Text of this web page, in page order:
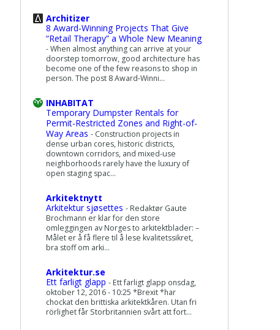
Architizer
8 Award-Winning Projects That Give
“Retail Therapy” a Whole New Meaning
-When almost anything can arrive at your
doorstep tomorrow, good architecture has
become one of the few reasons to shop in
person. The post 8 Award-Winni...
INHABITAT
Temporary Dumpster Rentals for
Permit-Restricted Zones and Right-of-
Way Areas - Construction projects in
dense urban cores, historic districts,
downtown corridors, and mixed-use
neighborhoods rarely have the luxury of
open staging spac...
Arkitektnytt
Arkitektur sjøsettes - Redaktør Gaute
Brochmann er klar for den store
omleggingen av Norges to arkitektblader: –
Målet er å få flere til å lese kvalitetssikret,
bra stoff om arki...
Arkitektur.se
Ett farligt glapp - Ett farligt glapp onsdag,
oktober 12, 2016 - 10:25 *Brexit *har
chockat den brittiska arkitektkåren. Utan fri
rörlighet får Storbritannien svårt att fort...